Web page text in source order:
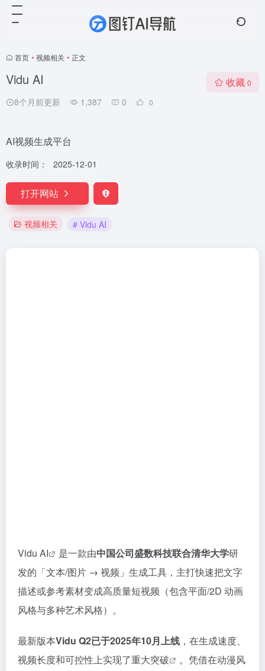
首页 • 视频相关 • 正文
Vidu AI
8个月前更新 1,387 0 0
收藏 0
AI视频生成平台
收录时间： 2025-12-01
打开网站
视频相关 # Vidu AI
Vidu AI 是一款由中国公司盛数科技联合清华大学研
发的「文本/图片 → 视频」生成工具，主打快速把文字
描述或参考素材变成高质量短视频（包含平面/2D 动画
风格与多种艺术风格）。
最新版本Vidu Q2已于2025年10月上线 ，在生成速度、
视频长度和可控性上实现了重大突破
。凭借在动漫风